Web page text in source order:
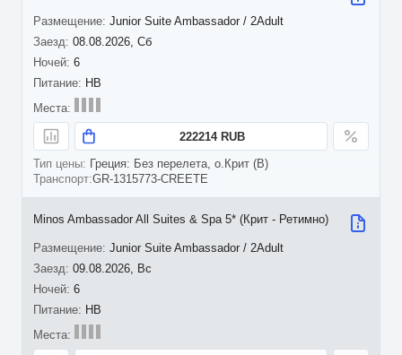
08.08.2026, Сб
6
Junior Suite Ambassador / 2Adult
HB
222214 RUB
Греция: Без перелета, о.Крит (B)
GR-1315773-CREETE
09.08.2026, Вс
6
Minos Ambassador All Suites & Spa 5* (Крит - Ретимно)
Junior Suite Ambassador / 2Adult
HB